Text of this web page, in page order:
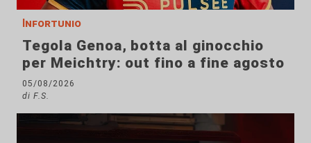
Infortunio
Tegola Genoa, botta al ginocchio
per Meichtry: out fino a fine agosto
05/08/2026
di F.S.